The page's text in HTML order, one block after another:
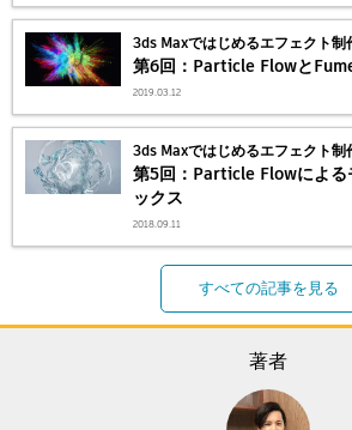
3ds Maxではじめるエフェクト制
第6回：Particle Flowと
2019.03.12
3ds Maxではじめるエフェクト制
第5回：Particle Flowによる
ックス
2018.09.11
すべての記事を見る
著者